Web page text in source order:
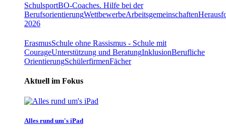
SchulsportBO-Coaches. Hilfe bei der
BerufsorientierungWettbewerbeArbeitsgemeinschaften
2026
ErasmusSchule ohne Rassismus - Schule mit
CourageUnterstützung und BeratungInklusionBerufliche
OrientierungSchülerfirmenFächer
Aktuell im Fokus
Alles rund um's iPad